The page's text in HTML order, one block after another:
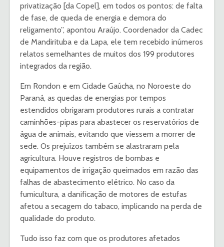
privatização [da Copel], em todos os pontos: de falta
de fase, de queda de energia e demora do
religamento”, apontou Araújo. Coordenador da Cadec
de Mandirituba e da Lapa, ele tem recebido inúmeros
relatos semelhantes de muitos dos 199 produtores
integrados da região.
Em Rondon e em Cidade Gaúcha, no Noroeste do
Paraná, as quedas de energias por tempos
estendidos obrigaram produtores rurais a contratar
caminhões-pipas para abastecer os reservatórios de
água de animais, evitando que viessem a morrer de
sede. Os prejuízos também se alastraram pela
agricultura. Houve registros de bombas e
equipamentos de irrigação queimados em razão das
falhas de abastecimento elétrico. No caso da
fumicultura, a danificação de motores de estufas
afetou a secagem do tabaco, implicando na perda de
qualidade do produto.
Tudo isso faz com que os produtores afetados